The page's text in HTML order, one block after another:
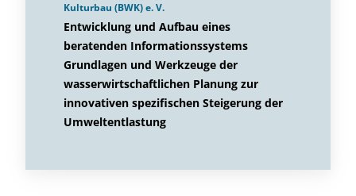
Kulturbau (BWK) e. V.
Entwicklung und Aufbau eines
beratenden Informationssystems
Grundlagen und Werkzeuge der
wasserwirtschaftlichen Planung zur
innovativen spezifischen Steigerung der
Umweltentlastung